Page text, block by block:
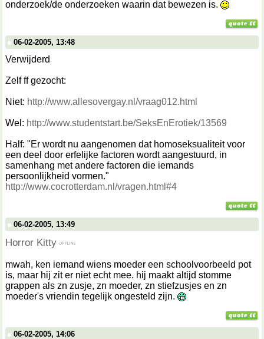
onderzoek/de onderzoeken waarin dat bewezen is.
06-02-2005, 13:48
Verwijderd
Zelf ff gezocht:
Niet: http://www.allesovergay.nl/vraag012.html
Wel: http://www.studentstart.be/SeksEnErotiek/13569
Half: "Er wordt nu aangenomen dat homoseksualiteit voor
een deel door erfelijke factoren wordt aangestuurd, in
samenhang met andere factoren die iemands
persoonlijkheid vormen."
http://www.cocrotterdam.nl/vragen.html#4
06-02-2005, 13:49
Horror Kitty
mwah, ken iemand wiens moeder een schoolvoorbeeld pot
is, maar hij zit er niet echt mee. hij maakt altijd stomme
grappen als zn zusje, zn moeder, zn stiefzusjes en zn
moeder's vriendin tegelijk ongesteld zijn.
06-02-2005, 14:06